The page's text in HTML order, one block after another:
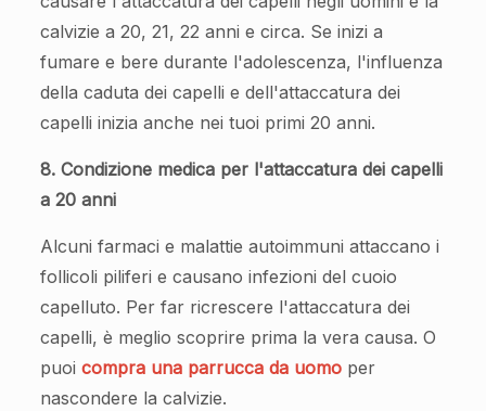
calvizie a 20, 21, 22 anni e circa. Se inizi a
fumare e bere durante l'adolescenza, l'influenza
della caduta dei capelli e dell'attaccatura dei
capelli inizia anche nei tuoi primi 20 anni.
8. Condizione medica per l'attaccatura dei capelli
a 20 anni
Alcuni farmaci e malattie autoimmuni attaccano i
follicoli piliferi e causano infezioni del cuoio
capelluto. Per far ricrescere l'attaccatura dei
capelli, è meglio scoprire prima la vera causa. O
puoi compra una parrucca da uomoper
nascondere la calvizie.